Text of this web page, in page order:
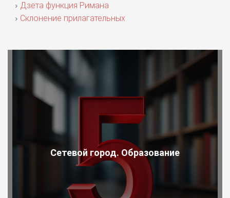
Дзета функция Римана
Склонение прилагательных
Сетевой город. Образование